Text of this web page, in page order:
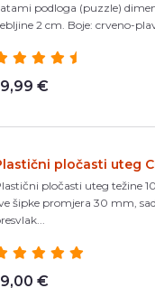
podloga (puzzle)
2 cm. Boje: crveno-
€
pločasti uteg
pločasti uteg težine
šipke promjera 30 mm,
€